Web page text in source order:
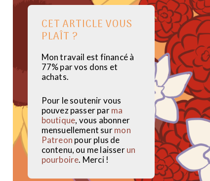
CET ARTICLE VOUS
PLAÎT ?
Mon travail est financé à
77% par vos dons et
achats.
Pour le soutenir vous
pouvez passer parma
boutique, vous abonner
mensuellement surmon
Patreon pour plus de
contenu, ou me laisserun
pourboire. Merci !